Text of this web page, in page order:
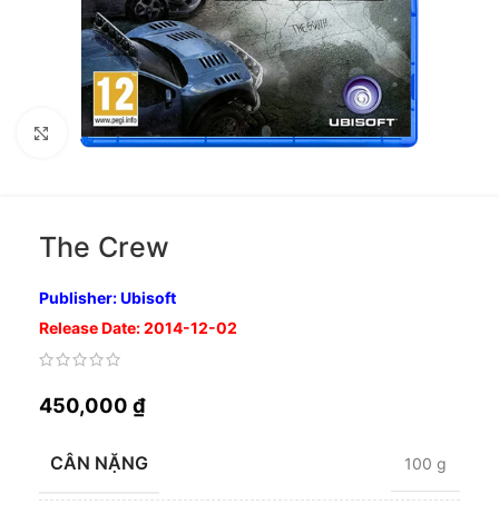
Nhấp để phóng to
The Crew
Publisher: Ubisoft
Release Date: 2014-12-02
450,000 ₫
CÂN NẶNG 100 g